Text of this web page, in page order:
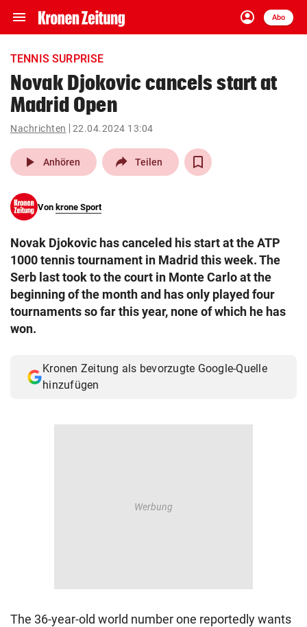
menu Navigation
ein-/ausklappen
account_circle
Anmelden
Abo
close Schließen
account_circle Anmelden
pin_drop
Wien arrow_right
search
eingeben
© Krone Multimedia GmbH & Co KG 2026
Muthgasse 2, 1190 Wien
TENNIS SURPRISE
Novak Djokovic cancels start at
Madrid Open
Nachrichten 22.04.2024 13:04
play_arrow Anhören Teilen
Von krone Sport
Novak Djokovic has canceled his start at the ATP
1000 tennis tournament in Madrid this week. The
Serb last took to the court in Monte Carlo at the
beginning of the month and has only played four
tournaments so far this year, none of which he has
won.
Kronen Zeitung als bevorzugte Google-Quelle
hinzufügen
The 36-year-old world number one reportedly wants